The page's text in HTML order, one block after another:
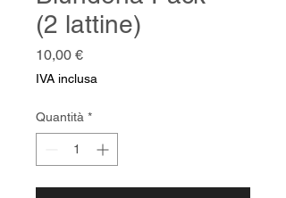
(2 lattine)
10,00 €Prezzo
IVA inclusa
Quantità *